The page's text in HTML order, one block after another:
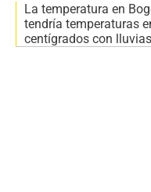
La temperatura en
tendría temperaturas
centígrados con